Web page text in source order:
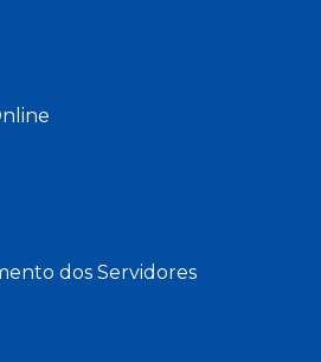
dos Servidores